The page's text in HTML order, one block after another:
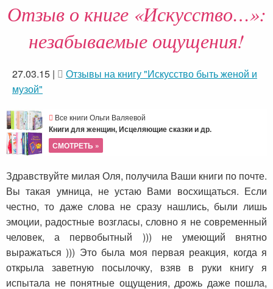
Отзыв о книге «Искусство…»:
незабываемые ощущения!
27.03.15 |
Отзывы на книгу "Искусство быть женой и
музой"
Все книги Ольги Валяевой
Книги для женщин, Исцеляющие сказки и др.
СМОТРЕТЬ »
Здравствуйте милая Оля, получила Ваши книги по почте.
Вы такая умница, не устаю Вами восхищаться. Если
честно, то даже слова не сразу нашлись, были лишь
эмоции, радостные возгласы, словно я не современный
человек, а первобытный ))) не умеющий внятно
выражаться ))) Это была моя первая реакция, когда я
открыла заветную посылочку, взяв в руки книгу я
испытала не понятные ощущения, дрожь даже пошла,